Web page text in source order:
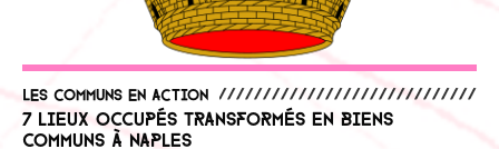
Les communs en action
7 lieux occupés transformés en biens
communs à Naples